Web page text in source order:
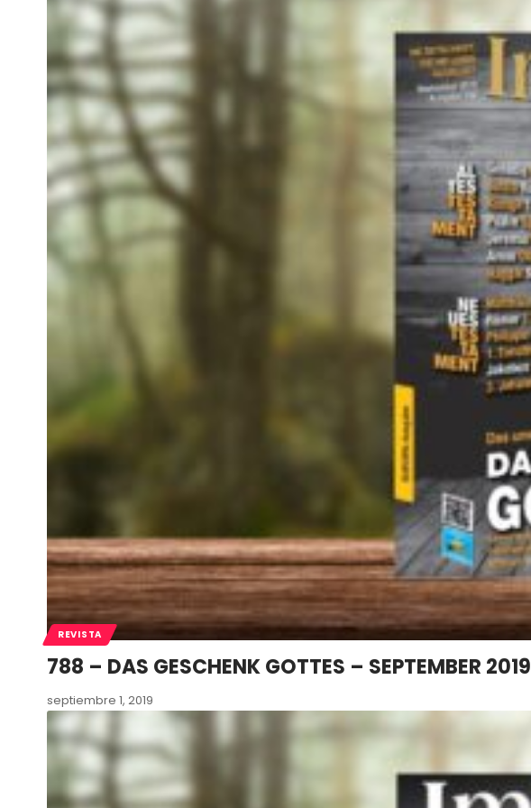
REVISTA
788 – DAS GESCHENK GOTTES – SEPTEMBER 2019
septiembre 1, 2019